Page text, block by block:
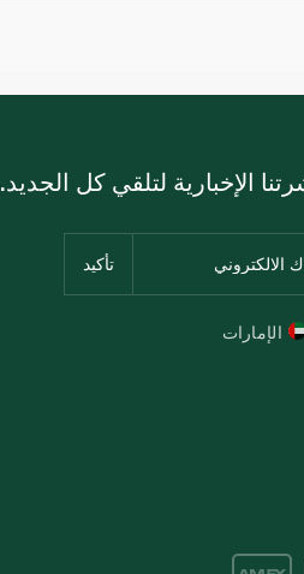
الإخبارية لتلقي كل الجديد.
الإمارات